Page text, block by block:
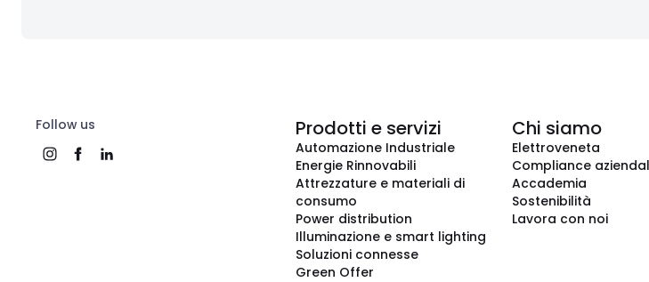
Follow us Prodotti e servizi
Automazione Industriale
Energie Rinnovabili
Attrezzature e materiali di
consumo
Power distribution
Illuminazione e smart lighting
Soluzioni connesse
Green Offer
Chi siamo
Elettroveneta
Compliance
Accademia
Sostenibilità
Lavora con noi